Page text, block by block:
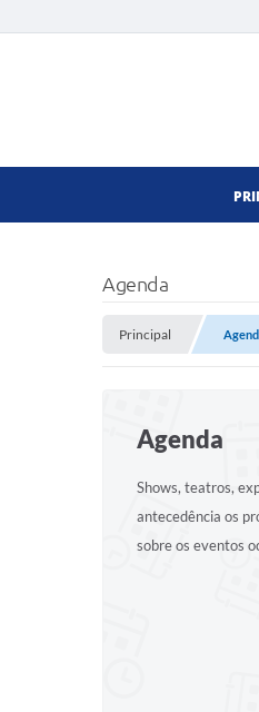
Agenda
Principal
Agenda
Shows, teatros,
antecedência os
sobre os eventos